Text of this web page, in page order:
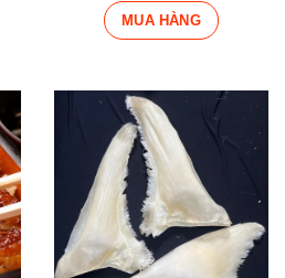
MUA HÀNG